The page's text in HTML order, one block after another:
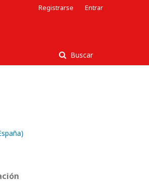
Buscar
Registrarse Entrar